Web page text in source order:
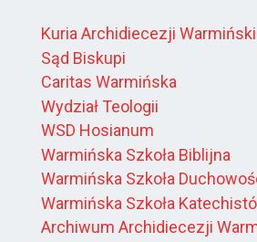
Kuria Archidiecezji
Sąd Biskupi
Caritas Warmińska
Wydział Teologii
WSD Hosianum
Warmińska Szkoła Biblijna
Warmińska Szkoła
Warmińska Szkoła
Archiwum Archidiecezji